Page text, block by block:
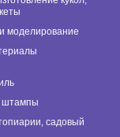
моделирование
штампы
садовый